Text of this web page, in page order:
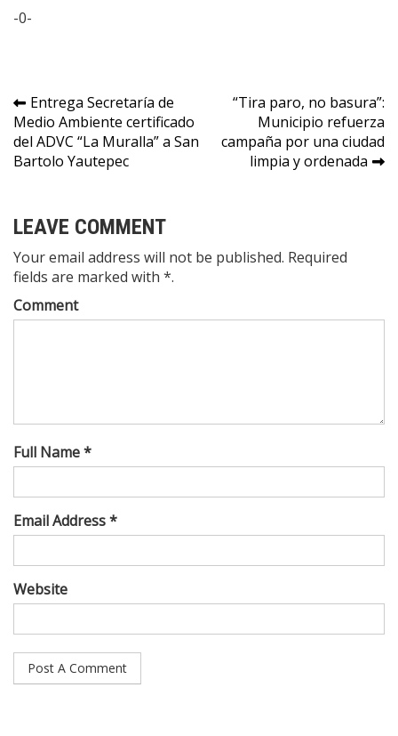
-0-
Navegación
de
entradas
Entrega Secretaría de
Medio Ambiente certificado
del ADVC “La Muralla” a San
Bartolo Yautepec
“Tira paro, no basura”:
Municipio refuerza
campaña por una ciudad
limpia y ordenada
LEAVE COMMENT
Your email address will not be published. Required
fields are marked with *.
Comment
Full Name *
Email Address *
Website